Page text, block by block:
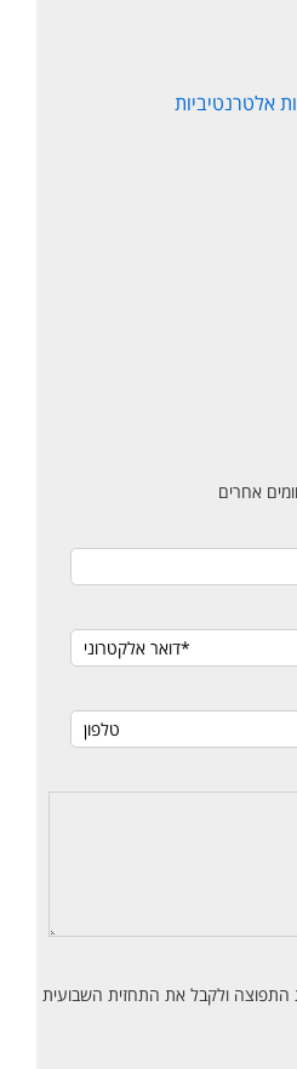
אלטרנטיביות
אחרים
התפוצה ולקבל את התחזית השבועית